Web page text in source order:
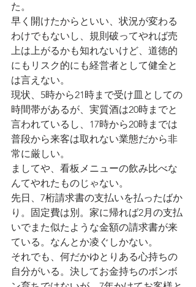
た。
早く開けたからといい、状況が変わる
わけでもないし、規則破ってやれば売
上は上がるかも知れないけど、道徳的
にもリスク的にも経営者として健全と
は言えない。
現状、5時から21時まで受け皿としての
時間帯があるが、実質酒は20時までと
言われているし、17時から20時までは
普段から来客は取れない業態だから非
常に厳しい。
ましてや、看板メニューの飲み比べな
んてやれたものじゃない。
先日、7桁請求書の支払いを払ったばか
り。固定費は別。家に帰れば2月の支払
いでまた似たような金額の請求書が来
ている。なんとか凌ぐしかない。
それでも、何だかゆとりある心持ちの
自分がいる。決してお金持ちのボンボ